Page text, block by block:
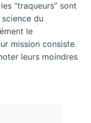
“traqueurs” sont
du
le
mission consiste
leurs moindres